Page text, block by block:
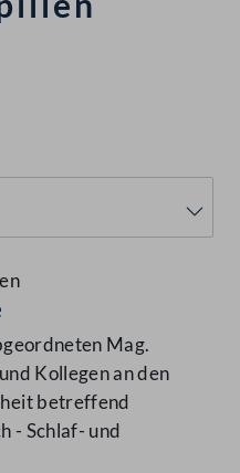
Mag.
Kollegen an den
betreffend
- Schlaf- und